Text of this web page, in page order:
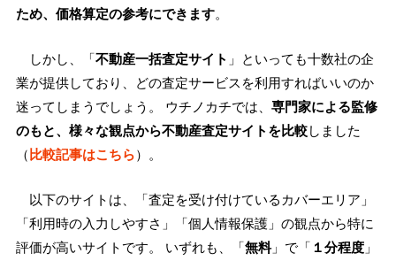
ため、価格算定の参考にできます。
しかし、「不動産一括査定サイト 」といっても十数社の企
業が提供しており、どの査定サービスを利用すればいいのか
迷ってしまうでしょう。 ウチノカチでは、 専門家による監修
のもと、様々な観点から不動産査定サイトを比較しました
（比較記事はこちら）。
以下のサイトは、「査定を受け付けているカバーエリア」
「利用時の入力しやすさ」「個人情報保護」の観点から特に
評価が高いサイトです。 いずれも、「無料」で「 １分程度 」